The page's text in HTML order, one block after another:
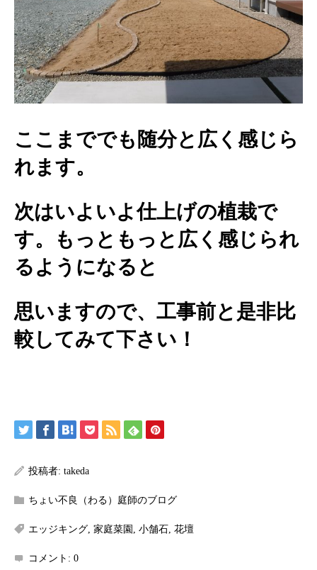
ここまででも随分と広く感じら
れます。
次はいよいよ仕上げの植栽で
す。もっともっと広く感じられ
るようになると
思いますので、工事前と是非比
較してみて下さい！
投稿者: takeda
ちょい不良（わる）庭師のブログ
エッジキング 家庭菜園 小舗石 花壇
コメント: 0